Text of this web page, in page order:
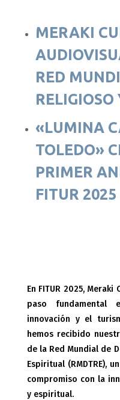
MERAKI
RED
«LUMINA
TOLEDO»
PRIMER
FITUR 2025
En FITUR 2025,
paso fundamental
innovación y el
hemos recibido
de la Red Mundial de
Espiritual (RMDTRE),
compromiso con la
y espiritual.